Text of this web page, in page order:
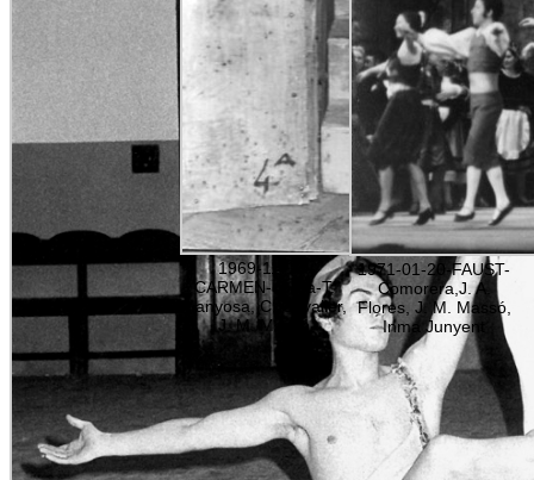
1969-11-13-
CARMEN-opera-T.
Manyosa, C. Cavaller,
J. M. Massó
1971-01-20-FAUST-
Comorera,J. A.
Flores, J. M. Massó,
Inma Junyent